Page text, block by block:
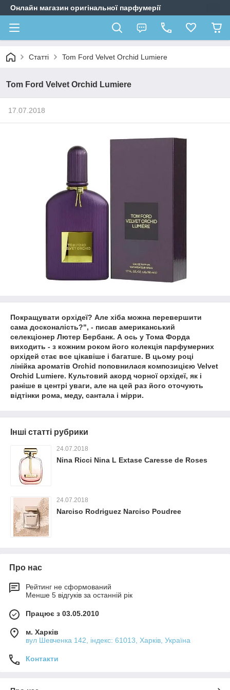
Онлайн магазин оригінальної парфумерії
Статті Tom Ford Velvet Orchid Lumiere
Tom Ford Velvet Orchid Lumiere
17.07.2018
Покращувати орхідеї? Але хіба можна перевершити
сама досконалість?", - писав американський
селекціонер Лютер Бербанк. А ось у Тома Форда
виходить - з кожним роком його колекція парфумерних
орхідей стає все цікавіше і багатше. В цьому році
лінійка ароматів Orchid поповнилася композицією Velvet
Orchid Lumiere. Культовий акорд чорної орхідеї, як і
раніше в центрі уваги, але на цей раз його оточують
відтінки рома, меду, сантала і мірри.
Інші статті рубрики
24.07.2018
Nina Ricci Nina L Extase Caresse de Roses
24.07.2018
Narciso Rodriguez Narciso Poudree
Про нас
Рейтинг не сформований
Менше 5 відгуків за останній рік
Працює з 03.05.2010
м. Харків
вул Шевченка 142, iндекс: 61013, Харків, Україна
Контакти